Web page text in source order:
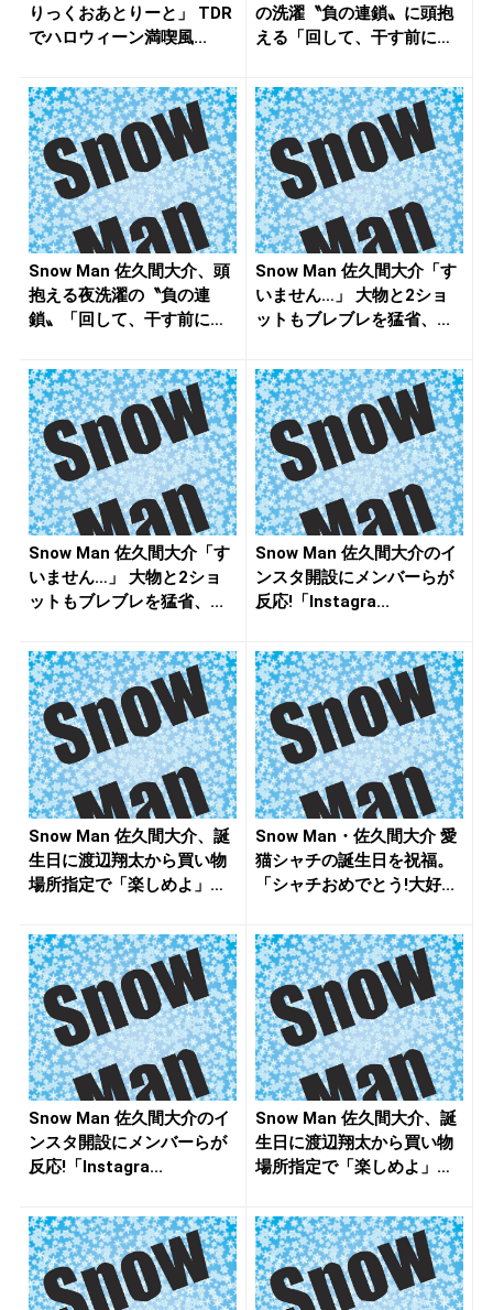
りっくおあとりーと」 TDR
でハロウィーン満喫風...
の洗濯〝負の連鎖〟に頭抱
える「回して、干す前に
Snow Man 佐久間大介、頭
抱える夜洗濯の〝負の連
鎖〟「回して、干す前に寝
Snow Man 佐久間大介「す
いません…」 大物と2ショ
ットもブレブレを猛省、...
Snow Man 佐久間大介「す
いません…」 大物と2ショ
ットもブレブレを猛省、...
Snow Man 佐久間大介のイ
ンスタ開設にメンバーらが
反応!「Instagra...
Snow Man 佐久間大介、誕
生日に渡辺翔太から買い物
場所指定で「楽しめよ」
Snow Man・佐久間大介 愛
猫シャチの誕生日を祝福。
「シャチおめでとう!大好...
Snow Man 佐久間大介のイ
ンスタ開設にメンバーらが
反応!「Instagra...
Snow Man 佐久間大介、誕
生日に渡辺翔太から買い物
場所指定で「楽しめよ」